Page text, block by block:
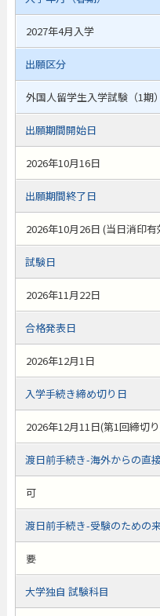
2027年4月入学
出願区分
外国人留学生入学試験（1期）
出願期間開始日
2026年10月16日
出願期間終了日
2026年10月26日 (当日消印有
試験日
2026年11月22日
合格発表日
2026年12月1日
入学手続き締め切り日
2026年12月11日(第1回締切
渡日前手続き-海外からの直
可
渡日前手続き-受験のための
要
大学独自 試験科目